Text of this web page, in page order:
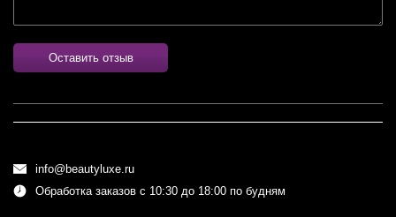
Оставить отзыв
info@beautyluxe.ru
Обработка заказов с 10:30 до 18:00 по будням